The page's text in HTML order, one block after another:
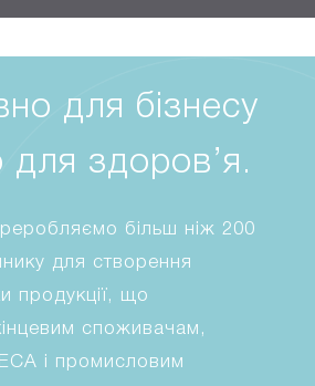
для бізнесу
для здоров’я.
більш ніж 200
для створення
продукції, що
споживачам,
і промисловим